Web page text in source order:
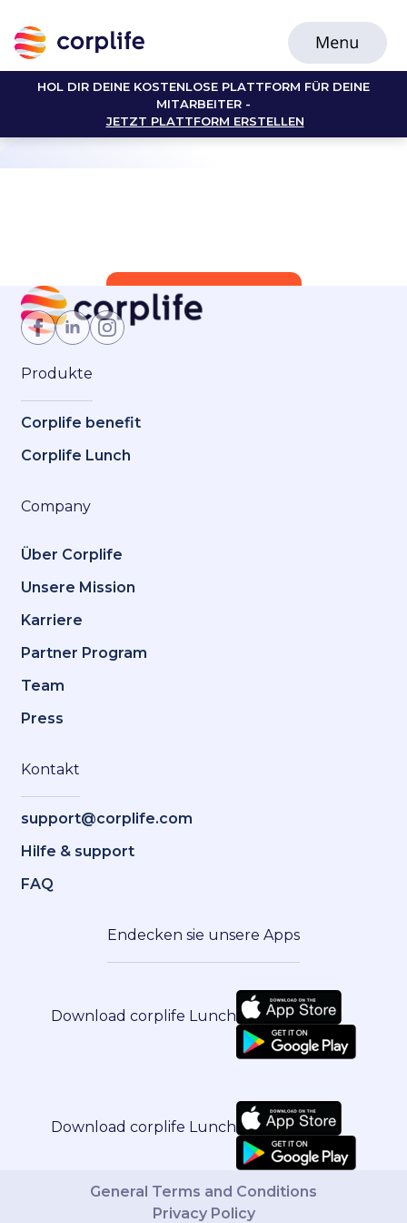
HOL DIR DEINE KOSTENLOSE PLATTFORM FÜR DEINE
MITARBEITER -
JETZT PLATTFORM ERSTELLEN
Jetzt Mitglied werden
Produkte
Corplife benefit
Corplife Lunch
Company
Über Corplife
Unsere Mission
Karriere
Partner Program
Team
Press
Kontakt
support@corplife.com
Hilfe & support
FAQ
Endecken sie unsere Apps
Download corplife Lunch
Download corplife Lunch
General Terms and Conditions
Privacy Policy